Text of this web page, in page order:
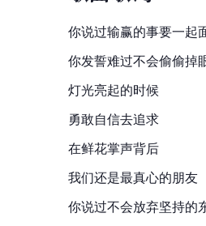
你说过输赢的事要一起
你发誓难过不会偷偷掉
灯光亮起的时候
勇敢自信去追求
在鲜花掌声背后
我们还是最真心的朋友
你说过不会放弃坚持的